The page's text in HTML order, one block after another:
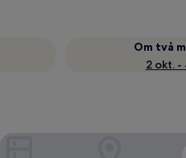
Om två
2 okt. -